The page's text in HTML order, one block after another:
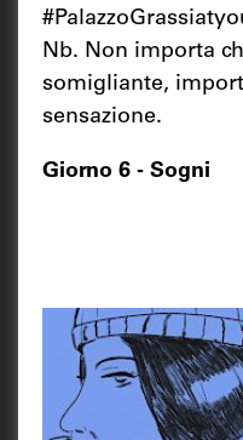
Nb. Non importa
somigliante,
sensazione.
Giorno 6 - Sogni